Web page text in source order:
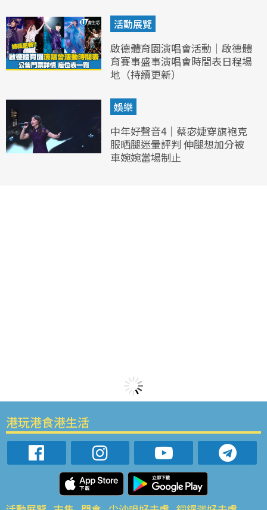
活動展覽
啟德體育園演唱會活動｜啟德體
育賽事盛事演唱會時間表日程場
地（持續更新）
娛樂
中年好聲音4｜蔡宓婕穿旗袍克
服晒腿迷暈評判 伸腿想加分被
車婉婉當場制止
港玩港食港生活